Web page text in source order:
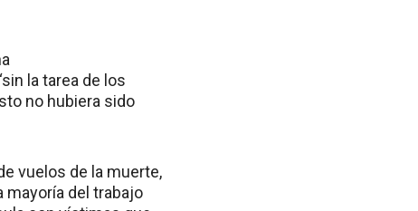
la tarea de los
no hubiera sido
vuelos de la muerte,
mayoría del trabajo